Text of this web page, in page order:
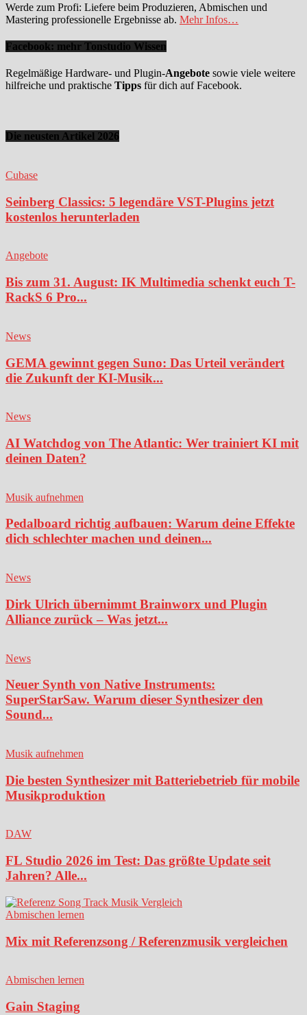
Werde zum Profi: Liefere beim Produzieren, Abmischen und
Mastering professionelle Ergebnisse ab. Mehr Infos…
Facebook: mehr Tonstudio Wissen
Regelmäßige Hardware- und Plugin-Angebote sowie viele weitere
hilfreiche und praktische Tipps für dich auf Facebook.
Die neusten Artikel 2026
Cubase
Seinberg Classics: 5 legendäre VST-Plugins jetzt
kostenlos herunterladen
Angebote
Bis zum 31. August: IK Multimedia schenkt euch T-
RackS 6 Pro...
News
GEMA gewinnt gegen Suno: Das Urteil verändert
die Zukunft der KI-Musik...
News
AI Watchdog von The Atlantic: Wer trainiert KI mit
deinen Daten?
Musik aufnehmen
Pedalboard richtig aufbauen: Warum deine Effekte
dich schlechter machen und deinen...
News
Dirk Ulrich übernimmt Brainworx und Plugin
Alliance zurück – Was jetzt...
News
Neuer Synth von Native Instruments:
SuperStarSaw. Warum dieser Synthesizer den
Sound...
Musik aufnehmen
Die besten Synthesizer mit Batteriebetrieb für mobile
Musikproduktion
DAW
FL Studio 2026 im Test: Das größte Update seit
Jahren? Alle...
Abmischen lernen
Mix mit Referenzsong / Referenzmusik vergleichen
Abmischen lernen
Gain Staging